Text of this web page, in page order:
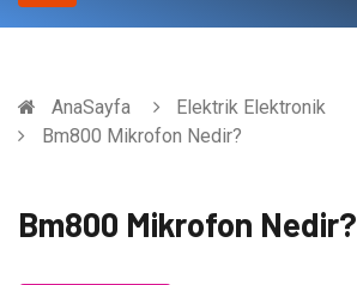
AnaSayfa
Elektrik Elektronik
Bm800 Mikrofon Nedir?
Bm800 Mikrofon Nedir?